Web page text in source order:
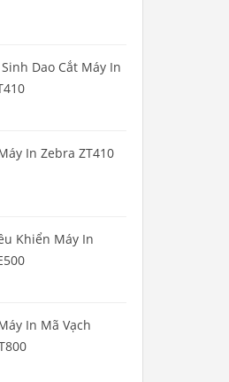
Sinh Dao Cắt Máy In
In Zebra ZT410
Khiển Máy In
In Mã Vạch